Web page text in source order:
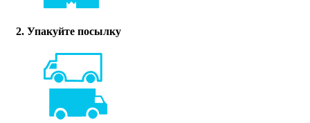
2. Упакуйте посылку